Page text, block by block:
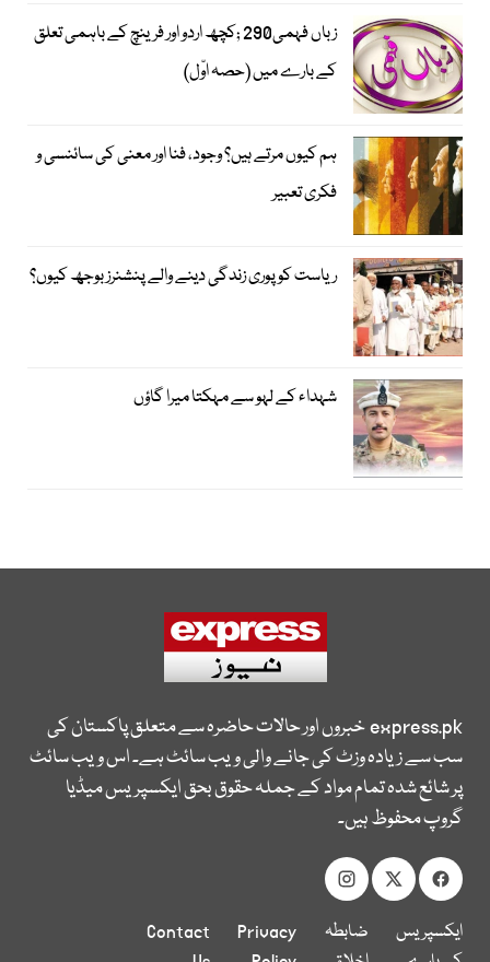
زباں فہمی290 ;کچھ اردو اور فرینچ کے باہمی تعلق
کے بارے میں (حصہ اوّل)
ہم کیوں مرتے ہیں؟ وجود، فنا اور معنی کی سائنسی و
فکری تعبیر
ریاست کو پوری زندگی دینے والے پنشنرز بوجھ کیوں؟
شہداء کے لہو سے مہکتا میرا گاؤں
express.pkخبروں اور حالات حاضرہ سے متعلق پاکستان کی
سب سے زیادہ وزٹ کی جانے والی ویب سائٹ ہے۔ اس ویب سائٹ
پر شائع شدہ تمام مواد کے جملہ حقوق بحق ایکسپریس میڈیا
گروپ محفوظ ہیں۔
ایکسپریس
ضابطہ
Privacy
Contact